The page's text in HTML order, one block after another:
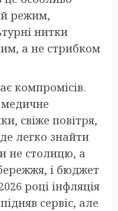
режим,
нитки
а не стрибком
компромісів.
медичне
свіже повітря,
легко знайти
не столицю, а
і бюджет
році інфляція
сервіс, але